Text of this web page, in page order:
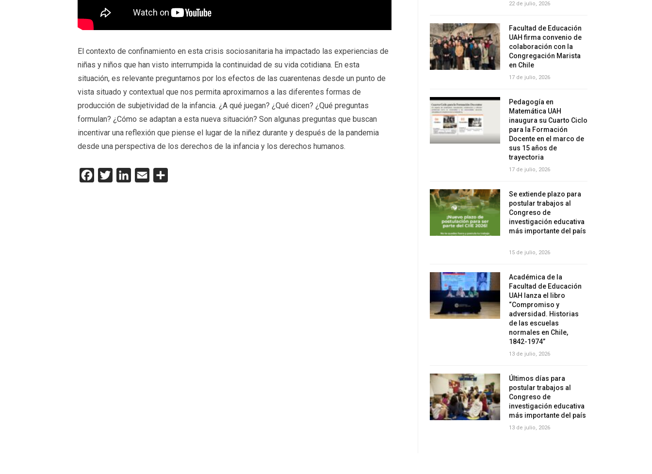
El contexto de confinamiento en esta crisis sociosanitaria ha impactado las experiencias de
niñas y niños que han visto interrumpida la continuidad de su vida cotidiana. En esta
situación, es relevante preguntarnos por los efectos de las cuarentenas desde un punto de
vista situado y contextual que nos permita aproximarnos a las diferentes formas de
producción de subjetividad de la infancia. ¿A qué juegan? ¿Qué dicen? ¿Qué preguntas
formulan? ¿Cómo se adaptan a esta nueva situación? Son algunas preguntas que buscan
incentivar una reflexión que piense el lugar de la niñez durante y después de la pandemia
desde una perspectiva de los derechos de la infancia y los derechos humanos.
Facebook
Twitter LinkedInEmail
22 de julio, 2026
Facultad de Educación
UAH firma convenio de
colaboración con la
Congregación Marista
en Chile
17 de julio, 2026
Pedagogía en
Matemática UAH
inaugura su Cuarto Ciclo
para la Formación
Docente en el marco de
sus 15 años de
trayectoria
17 de julio, 2026
Se extiende plazo para
postular trabajos al
Congreso de
investigación educativa
más importante del país
15 de julio, 2026
Académica de la
Facultad de Educación
UAH lanza el libro
“Compromiso y
adversidad. Historias
de las escuelas
normales en Chile,
1842-1974”
13 de julio, 2026
Últimos días para
postular trabajos al
Congreso de
investigación educativa
más importante del país
13 de julio, 2026